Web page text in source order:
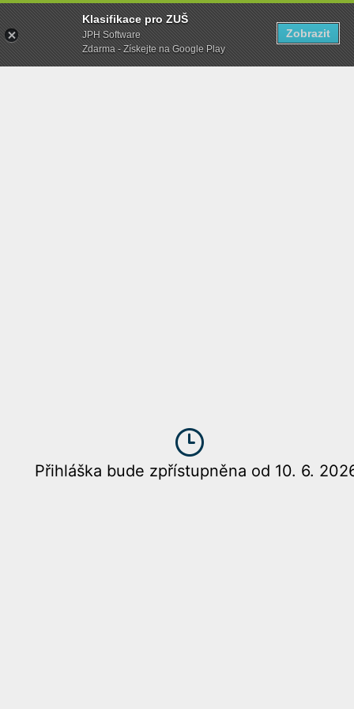
Klasifikace pro ZUŠ
JPH Software
Zdarma - Získejte na Google Play
Zobrazit
Přihláška bude zpřístupněna od 10. 6.